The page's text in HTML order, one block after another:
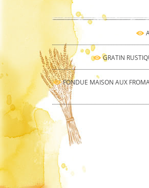
GRATIN
FONDUE MAISON AUX